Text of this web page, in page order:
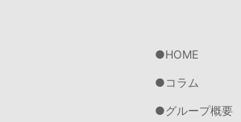
HOME
コラム
グループ概要